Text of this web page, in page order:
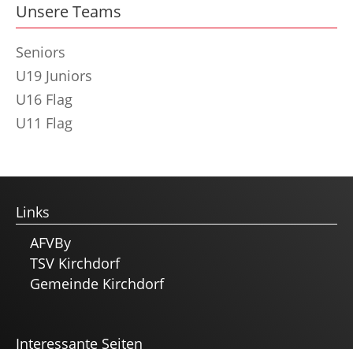
Unsere Teams
Seniors
U19 Juniors
U16 Flag
U11 Flag
Links
AFVBy
TSV Kirchdorf
Gemeinde Kirchdorf
Interessante Seiten